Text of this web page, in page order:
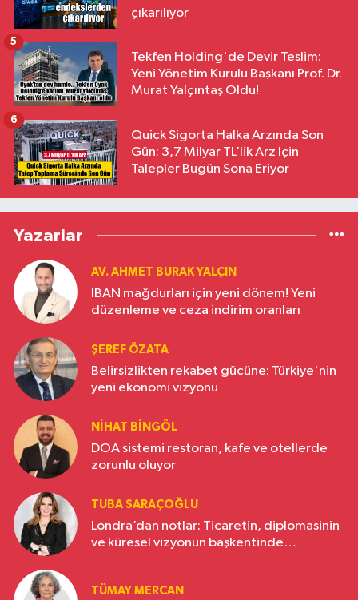
çıkarılıyor
Tekfen Holding'de Devir Teslim:
Yeni Yönetim Kurulu Başkanı Prof. Dr.
Murat Yalçıntaş Oldu!
5
Quick Sigorta Halka Arzında Son
Gün: 3,7 Milyar TL’lik Arz İçin
Talepler Bugün Sona Eriyor
6
Yazarlar
AV. AHMET BURAK YALÇIN
IBAN mağdurları için yeni dönem! Yeni
düzenleme ve ceza indirim oranları
ŞEREF ÖZATA
Belirsizlikten rekabet gücüne: Türkiye'nin
yeni ekonomi vizyonu
NIHAT BINGÖL
DOA sistemi restoran, kafe ve otellerde
zorunlu oluyor
TUBA SARAÇOĞLU
Londra’dan notlar: Ticaretin, diplomasinin
ve küresel vizyonun başkentinde
TÜMAY MERCAN